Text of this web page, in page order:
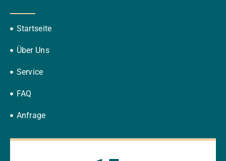
Startseite
Über Uns
Service
FAQ
Anfrage